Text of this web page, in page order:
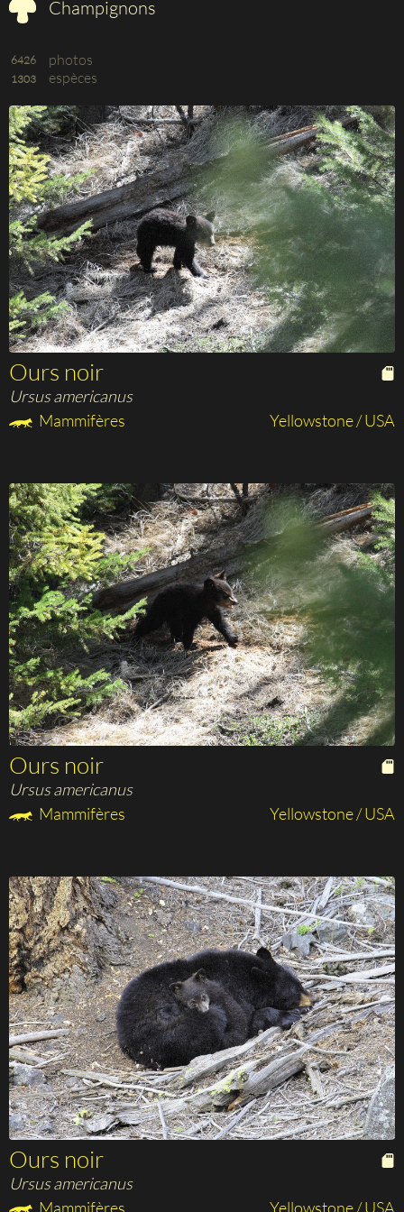
Champignons
6426 photos
1303 espèces
Ours noir
Ursus americanus
Mammifères
Yellowstone / USA
Ours noir
Ursus americanus
Mammifères
Yellowstone / USA
Ours noir
Ursus americanus
Mammifères
Yellowstone / USA